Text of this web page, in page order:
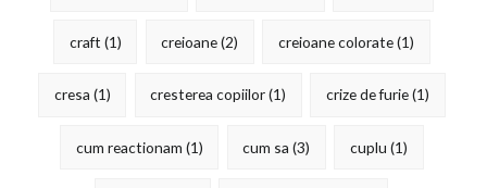
craft (1) creioane(2) creioane colorate(1)
cresa (1) cresterea copiilor(1) crize de furie(1)
cum reactionam (1) cum sa (3) cuplu (1)